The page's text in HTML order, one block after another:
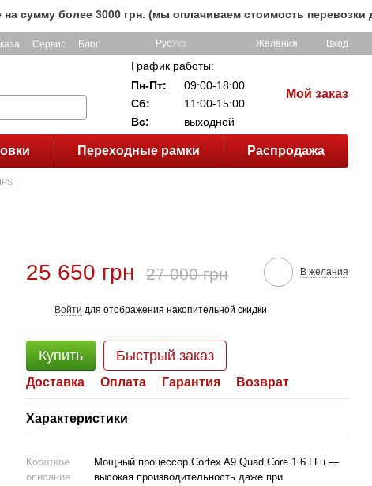
3000 грн. (мы оплачиваем стоимость перевозки до
Сервис Блог РусУкр Желания Вход
График работы:
Пн-Пт:
09:00-18:00
Сб:
11:00-15:00
Вс:
выходной
Мой заказ
Переходные рамки Распродажа
25 650 грн 27 000 грн В желания
Войти для отображения накопительной скидки
Купить Быстрый заказ
Доставка Оплата Гарантия Возврат
Характеристики
Короткое
описание
Мощный процессор Cortex A9 Quad Core 1.6 ГГц —
высокая производительность даже при